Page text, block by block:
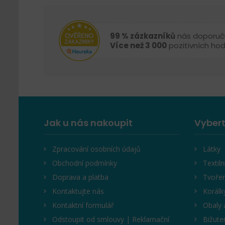
99 % zázkazníků nás
Více než 3 000 pozitivních
Jak u nás nakoupit
Zpracování osobních údajů
Obchodní podmínky
Doprava a platba
Kontaktujte nás
Kontaktní formulář
Odstoupit od smlouvy | Reklamační
Látky
Obaly